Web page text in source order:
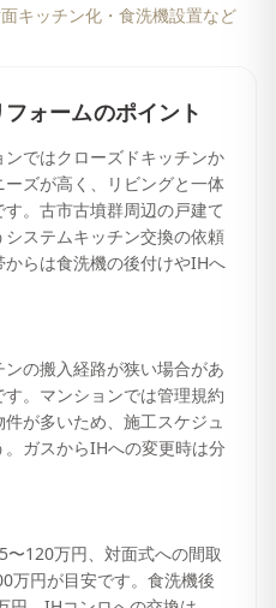
キッチン化・食洗機設置など
ォームのポイント
ではクローズドキッチンか
ズが高く、リビングと一体
。古市古墳群周辺の戸建て
ステムキッチン交換の依頼
らは食洗機の後付けやIHへ
の搬入経路が狭い場合があ
。マンションでは管理規約
が多いため、施工スケジュ
ガスからIHへの変更時は分
120万円、対面式への間取
万円が目安です。食洗機後